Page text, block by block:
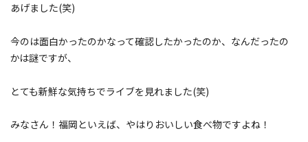
あげました(笑)
今のは面白かったのかなって確認したかったのか、なんだったの
かは謎ですが、
とても新鮮な気持ちでライブを見れました(笑)
みなさん！福岡といえば、やはりおいしい食べ物ですよね！